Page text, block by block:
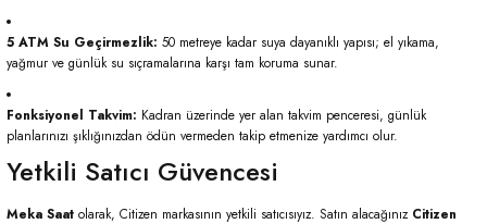
5 ATM Su Geçirmezlik: 50 metreye kadar suya dayanıklı yapısı; el yıkama,
yağmur ve günlük su sıçramalarına karşı tam koruma sunar.
Fonksiyonel Takvim: Kadran üzerinde yer alan takvim penceresi, günlük
planlarınızı şıklığınızdan ödün vermeden takip etmenize yardımcı olur.
Yetkili Satıcı Güvencesi
Meka Saat olarak, Citizen markasının yetkili satıcısıyız. Satın alacağınız Citizen